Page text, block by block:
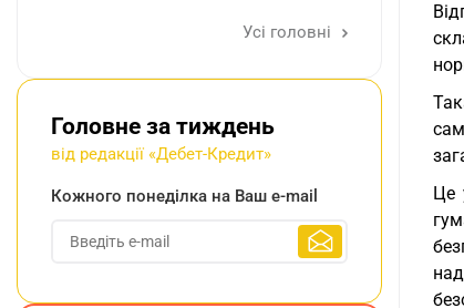
Це
Усі головні
Головне за тиждень
від редакції «Дебет-Кредит»
Кожного понеділка на Ваш e-mail